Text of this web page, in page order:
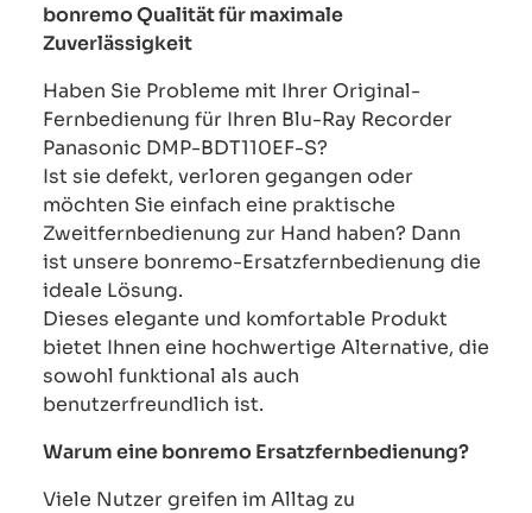
bonremo Qualität für maximale
Zuverlässigkeit
Haben Sie Probleme mit Ihrer Original-
Fernbedienung für Ihren Blu-Ray Recorder
Panasonic DMP-BDT110EF-S?
Ist sie defekt, verloren gegangen oder
möchten Sie einfach eine praktische
Zweitfernbedienung zur Hand haben? Dann
ist unsere bonremo-Ersatzfernbedienung die
ideale Lösung.
Dieses elegante und komfortable Produkt
bietet Ihnen eine hochwertige Alternative, die
sowohl funktional als auch
benutzerfreundlich ist.
Warum eine bonremo Ersatzfernbedienung?
Viele Nutzer greifen im Alltag zu